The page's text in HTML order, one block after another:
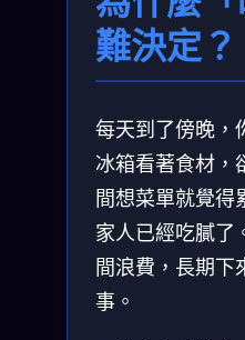
難決定？
每天到了傍晚，
冰箱看著食材，
間想菜單就覺得
家人已經吃膩了
間浪費，長期下
事。